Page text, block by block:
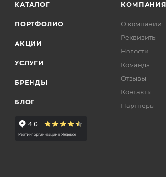
КАТАЛОГ
ПОРТФОЛИО
АКЦИИ
УСЛУГИ
БРЕНДЫ
БЛОГ
КОМПАНИЯ
О компании
Реквизиты
Новости
Команда
Отзывы
Контакты
Партнеры